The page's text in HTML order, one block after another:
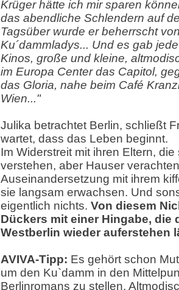
Krüger hätte ich mir sparen
das abendliche Schlendern auf
Tagsüber wurde er beherrscht
Ku´dammladys... Und es gab
Kinos, große und kleine,
im Europa Center das Capitol,
das Gloria, nahe beim Café
Wien..."
Julika betrachtet Berlin, schließt
wartet, dass das Leben beginnt.
Im Widerstreit mit ihren Eltern,
verstehen, aber Hauser
Auseinandersetzung mit ihrem
sie langsam erwachsen. Und
eigentlich nichts. Von diesem
Dückers mit einer Hingabe, die
Westberlin wieder auferstehen
AVIVA-Tipp: Es gehört schon
um den Ku`damm in den
Berlinromans zu stellen.